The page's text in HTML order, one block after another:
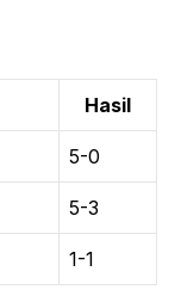
Hasil
5-0
5-3
1-1